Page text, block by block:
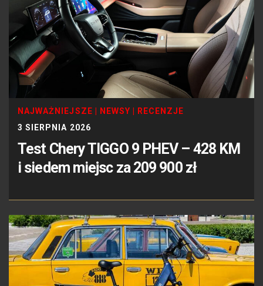
NAJWAŻNIEJSZE NEWSY
RECENZJE
3 SIERPNIA 2026
Test Chery TIGGO 9 PHEV – 428 KM
i siedem miejsc za 209 900 zł